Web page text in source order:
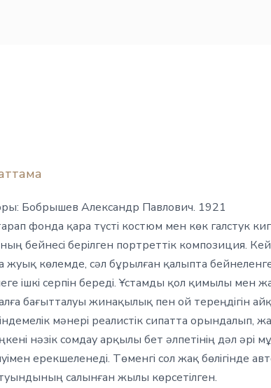
Бобрышев Александр Павлович. 1921
фонда қара түсті костюм мен көк галстук
бейнесі берілген портреттік композиция.
жуық көлемде, сәл бұрылған қалыпта
ішкі серпін береді. Ұстамды қол қимылы мен
бағытталуы жинақылық пен ой тереңдігін
мәнері реалистік сипатта орындалып,
нәзік сомдау арқылы бет әлпетінің дәл әрі
ерекшеленеді. Төменгі сол жақ бөлігінде
салынған жылы көрсетілген.